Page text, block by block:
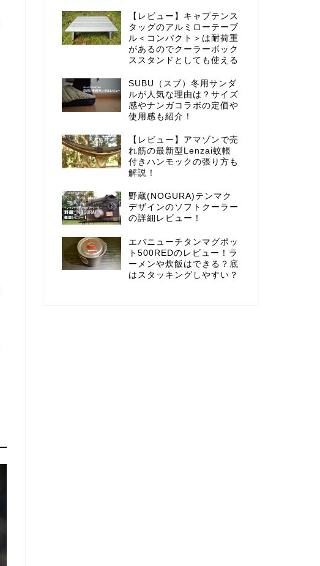
【レビュー】キャプテンス
タッグのアルミローテーブ
ル＜コンパクト＞は耐荷重
があるのでクーラーボック
ススタンドとしても使える
SUBU（スブ）冬用サンダ
ルが人気な理由は？サイズ
感やナンガコラボの定価や
使用感も紹介！
【レビュー】アマゾンで売
れ筋の最新型Lenzai蚊帳
付きハンモックの張り方も
解説！
野蔵(NOGURA)テンマク
デザインのソフトクーラー
の詳細レビュー！
エバニューチタンマグポッ
ト500REDのレビュー！ラ
ーメンや炊飯はできる？底
はスタッキングしやすい？